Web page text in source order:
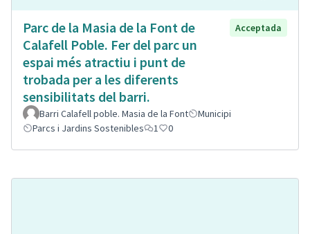
Parc de la Masia de la Font de
Calafell Poble. Fer del parc un
espai més atractiu i punt de
trobada per a les diferents
sensibilitats del barri.
Acceptada
Barri Calafell poble. Masia de la Font
Municipi
Parcs i Jardins Sostenibles
1 0